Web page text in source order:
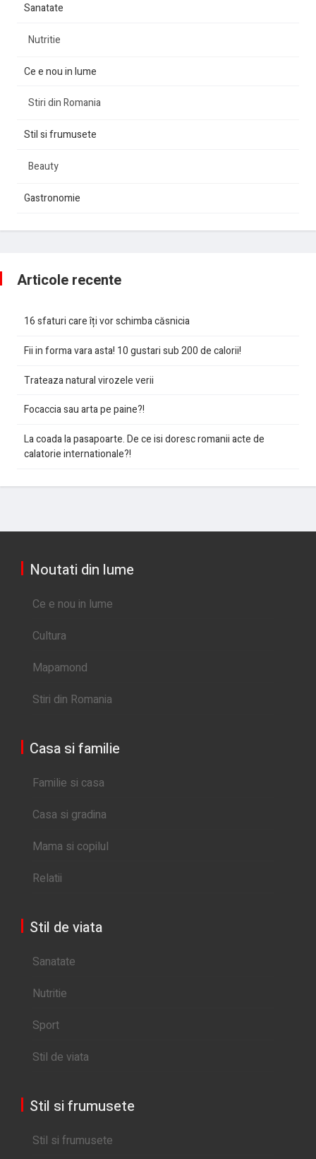
Sanatate
Nutritie
Ce e nou in lume
Stiri din Romania
Stil si frumusete
Beauty
Gastronomie
Articole recente
16 sfaturi care îți vor schimba căsnicia
Fii in forma vara asta! 10 gustari sub 200 de calorii!
Trateaza natural virozele verii
Focaccia sau arta pe paine?!
La coada la pasapoarte. De ce isi doresc romanii acte de
calatorie internationale?!
Noutati din lume
Ce e nou in lume
Cultura
Mapamond
Stiri din Romania
Casa si familie
Familie si casa
Casa si gradina
Mama si copilul
Relatii
Stil de viata
Sanatate
Nutritie
Sport
Stil de viata
Stil si frumusete
Stil si frumusete